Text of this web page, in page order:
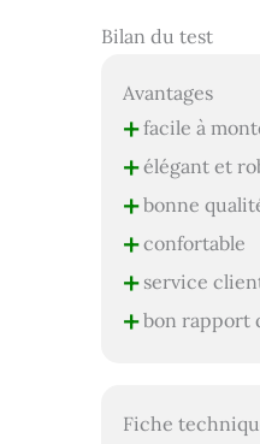
Bilan du test
Avantages
+facile à
+élégant et
+bonne
+confortable
+service
+bon rapport
Fiche